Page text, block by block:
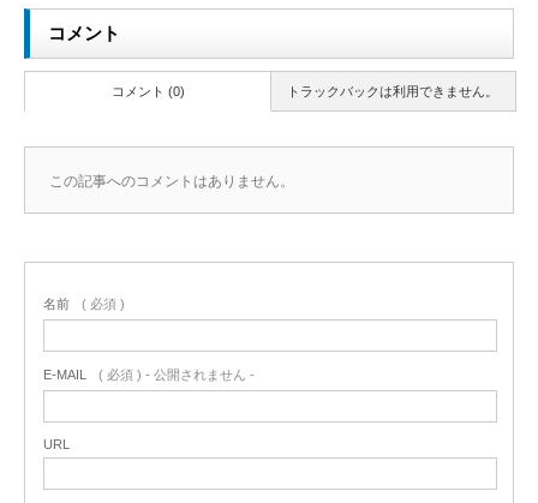
コメント
トラックバックは利用できません。
コメント (0)
この記事へのコメントはありません。
名前 ( 必須 )
E-MAIL ( 必須 ) - 公開されません -
URL